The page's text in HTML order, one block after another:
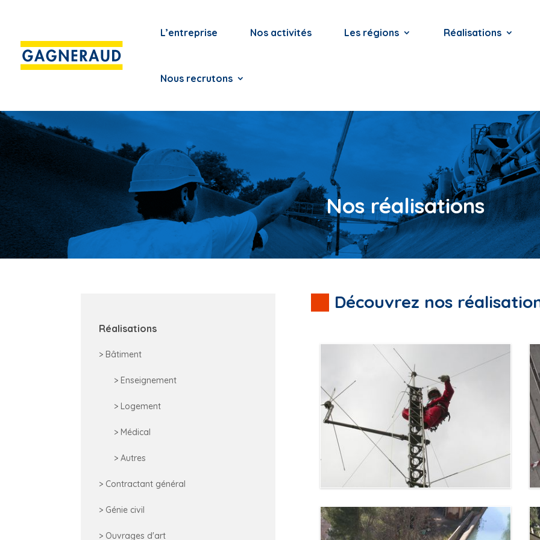
L’entreprise Nos activités Les régions Réalisations
Nous recrutons
Nos réalisations
Découvrez nos
Réalisations
> Bâtiment
> Enseignement
> Logement
> Médical
> Autres
> Contractant général
> Génie civil
> Ouvrages d'art